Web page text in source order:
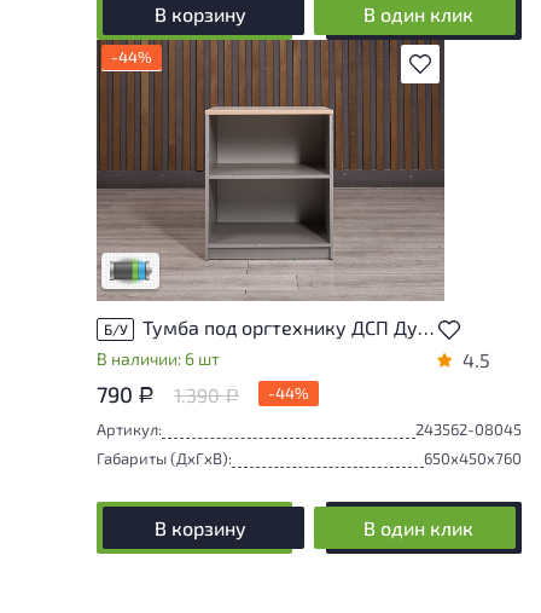
В корзину В один клик
В избранное
-44%
Товар представлен с низкими степенями
износа. От состояния, приближенного к
новому, до незначительных следов
эксплуатации. Подробнее об износе в
разделе характеристики.
Низкая степень износа
Б/У
В наличии: 6 шт 4.5
790 Р 1.390Р
-44%
Артикул:
243562-08045
Габариты (ДxГxВ):
650x450x760
В корзину В один клик